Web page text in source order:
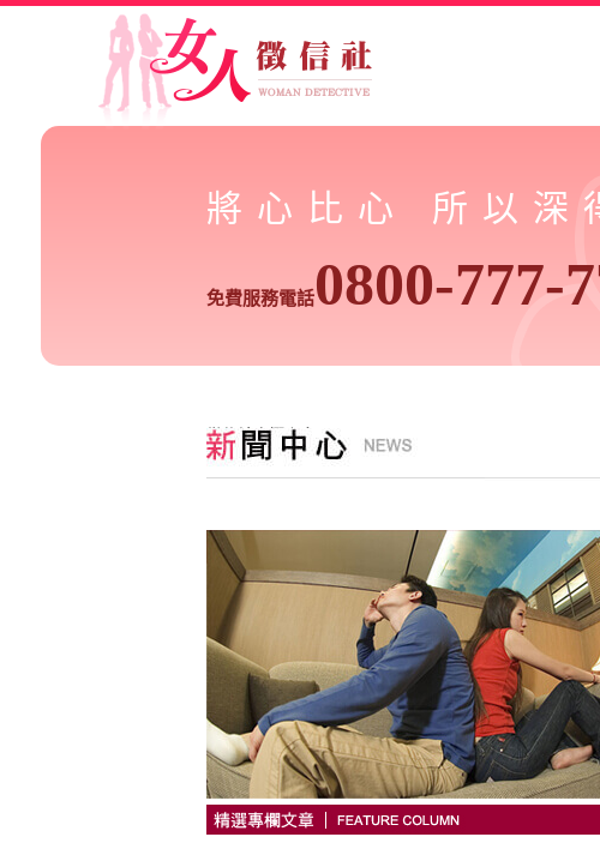
將心比心 所以深
免費服務電話0800-777-
徵信社專欄文章